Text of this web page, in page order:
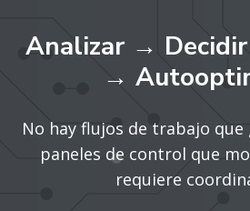
Analizar →
→
No hay flujos de trabajo que
paneles de control que
requiere